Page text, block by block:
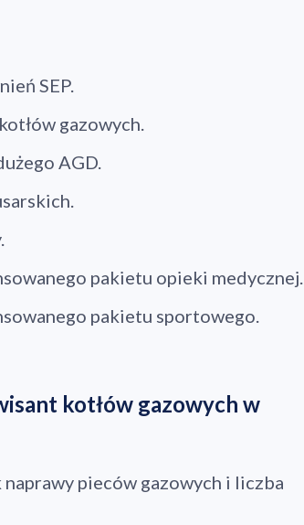
SEP.
gazowych.
AGD.
pakietu opieki medycznej.
pakietu sportowego.
kotłów gazowych w
pieców gazowych i liczba